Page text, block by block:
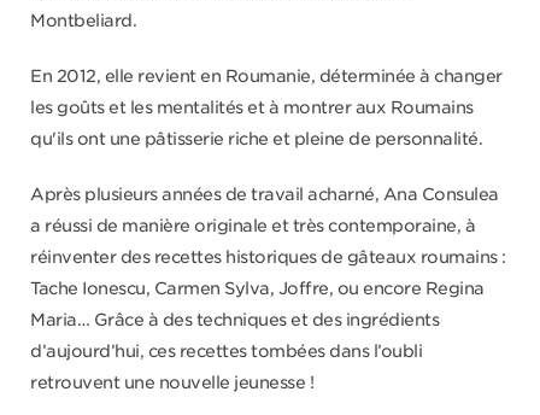
Montbeliard.
En 2012, elle revient en Roumanie, déterminée à changer
les goûts et les mentalités et à montrer aux Roumains
qu'ils ont une pâtisserie riche et pleine de personnalité.
Après plusieurs années de travail acharné, Ana Consulea
a réussi de manière originale et très contemporaine, à
réinventer des recettes historiques de gâteaux roumains :
Tache Ionescu, Carmen Sylva, Joffre, ou encore Regina
Maria… Grâce à des techniques et des ingrédients
d’aujourd’hui, ces recettes tombées dans l’oubli
retrouvent une nouvelle jeunesse !